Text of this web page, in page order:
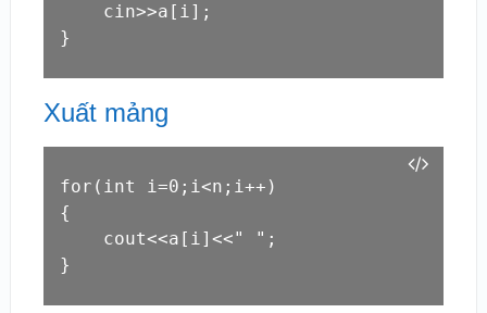
    cin>>a
[i] ;
}
Xuất mảng
for(int i=0;i<n;i++)
{
    cout<<a
[i] <<" ";
}